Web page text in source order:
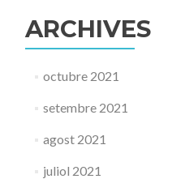
ARCHIVES
octubre 2021
setembre 2021
agost 2021
juliol 2021